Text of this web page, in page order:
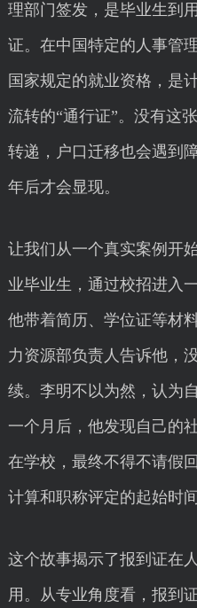
理部门签发，是毕业生到
证。在中国特定的人事管
国家规定的就业资格，是
流转的“通行证”。没有这
转递，户口迁移也会遇到
年后才会显现。
让我们从一个真实案例开
业毕业生，通过校招进入
他带着简历、学位证等材
力资源部负责人告诉他，
续。李明不以为然，认为
一个月后，他发现自己的
在学校，最终不得不请假
计算和职称评定的起始时间
这个故事揭示了报到证在
用。从专业角度看，报到